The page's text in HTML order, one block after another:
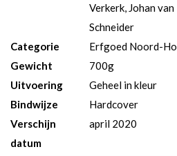
Verkerk, Johan
Schneider
Categorie
Erfgoed Noord-
Gewicht
700g
Uitvoering
Geheel in kleur
Bindwijze
Hardcover
Verschijn
datum
april 2020